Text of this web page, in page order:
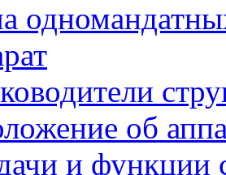
об
и функции